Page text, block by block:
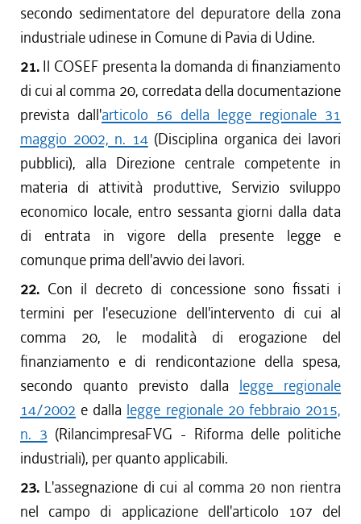
secondo sedimentatore del depuratore della zona
industriale udinese in Comune di Pavia di Udine.
21. Il COSEF presenta la domanda di finanziamento
di cui al comma 20, corredata della documentazione
prevista dall'articolo 56 della legge regionale 31
maggio 2002, n. 14(Disciplina organica dei lavori
pubblici), alla Direzione centrale competente in
materia di attività produttive, Servizio sviluppo
economico locale, entro sessanta giorni dalla data
di entrata in vigore della presente legge e
comunque prima dell'avvio dei lavori.
22. Con il decreto di concessione sono fissati i
termini per l'esecuzione dell'intervento di cui al
comma 20, le modalità di erogazione del
finanziamento e di rendicontazione della spesa,
secondo quanto previsto dalla legge regionale
14/2002 e dalla legge regionale 20 febbraio 2015,
n. 3 (RilancimpresaFVG - Riforma delle politiche
industriali), per quanto applicabili.
23. L'assegnazione di cui al comma 20 non rientra
nel campo di applicazione dell'articolo 107 del